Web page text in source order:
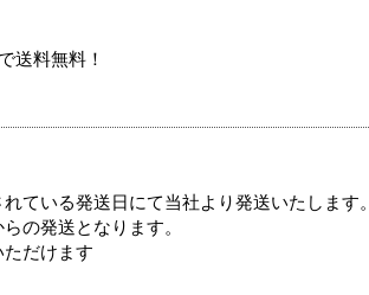
送料無料！
ている発送日にて当社より発送いたします。
の発送となります。
だけます